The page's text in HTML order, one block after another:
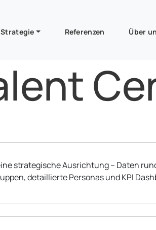
Referenzen Über
strategische Ausrichtung – Daten
detaillierte Personas und KPI